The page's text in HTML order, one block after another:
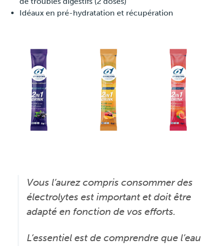
Idéaux en pré-hydratation et récupération
Vous l’aurez compris consommer des
électrolytes est important et doit être
adapté en fonction de vos efforts.
L’essentiel est de comprendre que l’eau